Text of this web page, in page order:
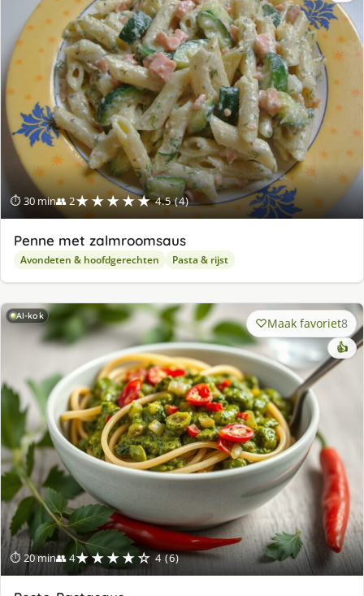
⏱ 30 min👥 2★★★★★ 4.5 (4)
Penne met zalmroomsaus
Avondeten & hoofdgerechten Pasta & rijst
AI-kok
⏱ 20 min👥 4★★★★☆ 4 (6)
Maak favoriet8
👍